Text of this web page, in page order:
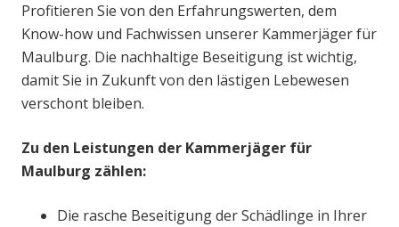
Profitieren Sie von den Erfahrungswerten, dem
Know-how und Fachwissen unserer Kammerjäger für
Maulburg. Die nachhaltige Beseitigung ist wichtig,
damit Sie in Zukunft von den lästigen Lebewesen
verschont bleiben.
Zu den Leistungen der Kammerjäger für
Maulburg zählen:
Die rasche Beseitigung der Schädlinge in Ihrer